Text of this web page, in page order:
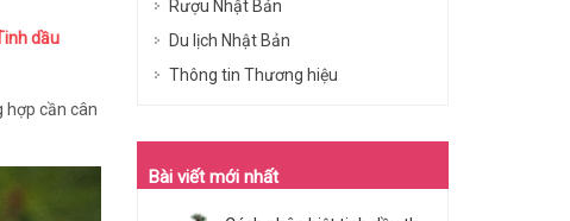
dầu
hợp cần cân
Rượu Nhật Bản
Du lịch Nhật Bản
Thông tin Thương hiệu
Bài viết mới nhất